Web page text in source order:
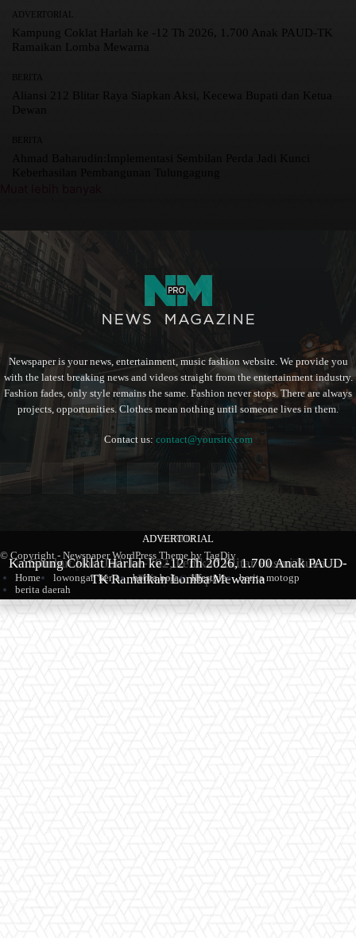
BERITA
Produk Kopi Premium Asal Wonodadi Ramaikan Blitarian
Expo 2026
BERITA
Sambut Hari Jadi ke-702, Pemkab Blitar Resmi Buka
Blitarian Expo
ADVERTORIAL
Kampung Coklat Harlah ke -12 Th 2026, 1.700 Anak PAUD-
TK Ramaikan Lomba Mewarna
ADVERTORIAL
Kampung Coklat Harlah ke -12 Th 2026, 1.700 Anak PAUD-TK
Ramaikan Lomba Mewarna
BERITA
Aliansi 212 Blitar Raya Siapkan Aksi, Kecewa Bupati dan Ketua
Dewan
Newspaper is your news, entertainment, music fashion website. We provide you
with the latest breaking news and videos straight from the entertainment industry.
Fashion fades, only style remains the same. Fashion never stops. There are always
projects, opportunities. Clothes mean nothing until someone lives in them.
Contact us: contact@yoursite.com
© Copyright - Newspaper WordPress Theme by TagDiv
Home
lowongan kerja berita bola lifestyle
berita motogp
berita daerah